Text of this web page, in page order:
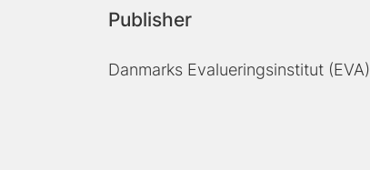
Publisher
Danmarks Evalueringsinstitut (EVA)